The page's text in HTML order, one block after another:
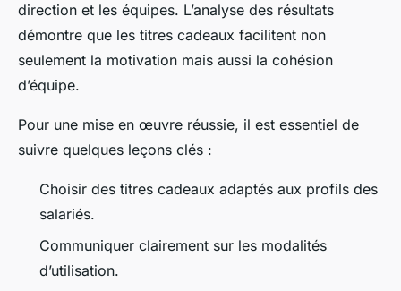
direction et les équipes. L’analyse des résultats
démontre que les titres cadeaux facilitent non
seulement la motivation mais aussi la cohésion
d’équipe.
Pour une mise en œuvre réussie, il est essentiel de
suivre quelques leçons clés :
Choisir des titres cadeaux adaptés aux profils des
salariés.
Communiquer clairement sur les modalités
d’utilisation.